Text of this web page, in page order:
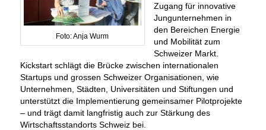
Foto: Anja Wurm
Zugang für innovative
Jungunternehmen in
den Bereichen Energie
und Mobilität zum
Schweizer Markt.
Kickstart schlägt die Brücke zwischen internationalen
Startups und grossen Schweizer Organisationen, wie
Unternehmen, Städten, Universitäten und Stiftungen und
unterstützt die Implementierung gemeinsamer Pilotprojekte
– und trägt damit langfristig auch zur Stärkung des
Wirtschaftsstandorts Schweiz bei.